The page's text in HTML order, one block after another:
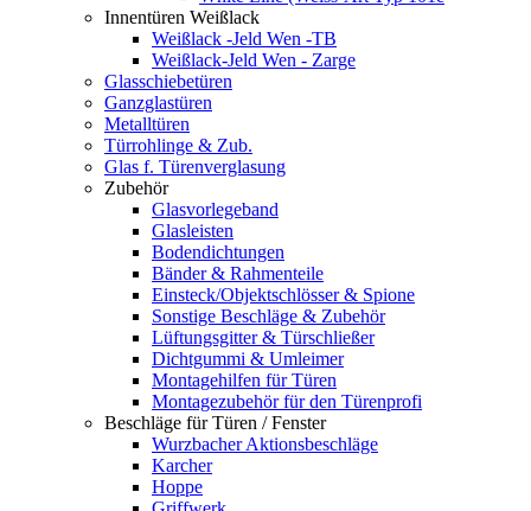
Innentüren Weißlack
Weißlack -Jeld Wen -TB
Weißlack-Jeld Wen - Zarge
Glasschiebetüren
Ganzglastüren
Metalltüren
Türrohlinge & Zub.
Glas f. Türenverglasung
Zubehör
Glasvorlegeband
Glasleisten
Bodendichtungen
Bänder & Rahmenteile
Einsteck/Objektschlösser & Spione
Sonstige Beschläge & Zubehör
Lüftungsgitter & Türschließer
Dichtgummi & Umleimer
Montagehilfen für Türen
Montagezubehör für den Türenprofi
Beschläge für Türen / Fenster
Wurzbacher Aktionsbeschläge
Karcher
Hoppe